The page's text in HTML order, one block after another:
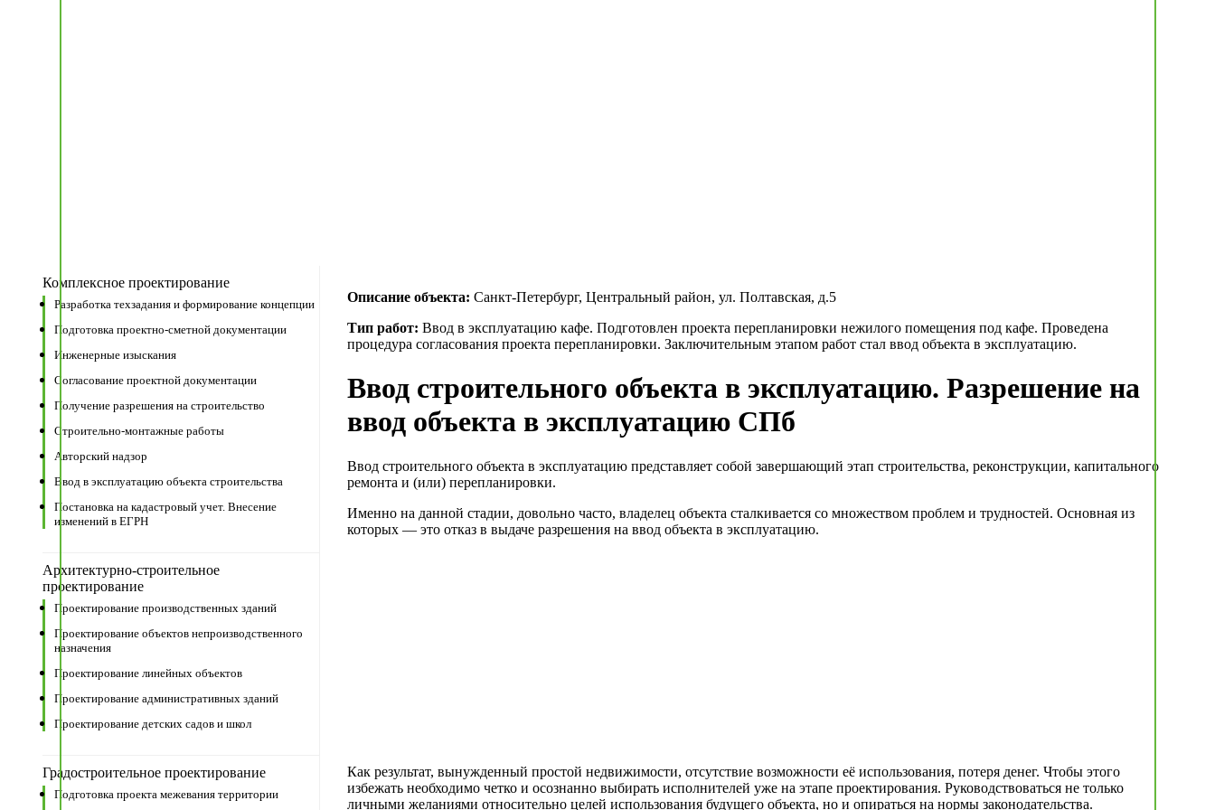
Комплексное проектирование
Разработка техзадания и формирование концепции
Подготовка проектно-сметной документации
Инженерные изыскания
Согласование проектной документации
Получение разрешения на строительство
Строительно-монтажные работы
Авторский надзор
Ввод в эксплуатацию объекта строительства
Постановка на кадастровый учет. Внесение
изменений в ЕГРН
Архитектурно-строительное
проектирование
Проектирование производственных зданий
Проектирование объектов непроизводственного
назначения
Проектирование линейных объектов
Проектирование административных зданий
Проектирование детских садов и школ
Градостроительное проектирование
Подготовка проекта межевания территории
Описание объекта:Санкт-Петербург, Центральный район, ул. Полтавская, д.5
Тип работ:Ввод в эксплуатацию кафе. Подготовлен проекта перепланировки нежилого помещения под кафе. Проведена
процедура согласования проекта перепланировки. Заключительным этапом работ стал ввод объекта в эксплуатацию.
Ввод строительного объекта в эксплуатацию. Разрешение на
ввод объекта в эксплуатацию СПб
Ввод строительного объекта в эксплуатацию представляет собой завершающий этап строительства, реконструкции, капитального
ремонта и (или) перепланировки.
Именно на данной стадии, довольно часто, владелец объекта сталкивается со множеством проблем и трудностей. Основная из
которых — это отказ в выдаче разрешения на ввод объекта в эксплуатацию.
Как результат, вынужденный простой недвижимости, отсутствие возможности её использования, потеря денег. Чтобы этого
избежать необходимо четко и осознанно выбирать исполнителей уже на этапе проектирования. Руководствоваться не только
личными желаниями относительно целей использования будущего объекта, но и опираться на нормы законодательства.